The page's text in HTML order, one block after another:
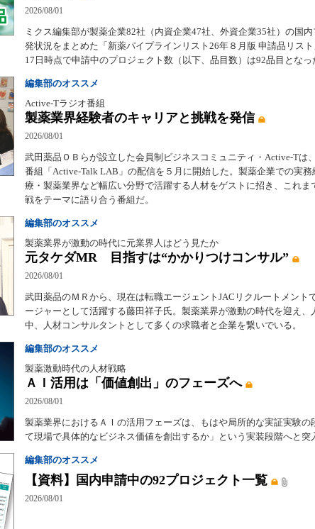
2026/08/01
ミクス編集部が製薬企業82社（内資企業47社、外資企業35社）の国
発状況をまとめた「新薬パイプラインリスト26年８月版 申請品リス
17日時点で申請中のプロジェクト数（以下、品目数）は92品目となっ
編集部のオススメ
Active-Tラジオ番組
製薬業界経験者のキャリアと挑戦を発信
2026/08/01
武田薬品ＯＢらが設立した会員制ビジネスコミュニティ・Active-Tは
番組「Active-Talk LAB」の配信を５月に開始した。製薬企業での実
療・製薬業界など幅広い分野で活躍する人材をゲストに招き、これま
戦をテーマに語り合う番組だ。
編集部のオススメ
製薬業界が激動の時代に元業界人はどう見たか
元タケダMR 目指すは“かかりつけコンサル”
2026/08/01
武田薬品のＭＲから、現在は転職エージェントJACリクルートメント
ージャーとして活躍する藤田祥子氏。製薬業界が激動の時代を迎え、
中、人材コンサルタントとして多くの求職者と企業を繋いでいる。
編集部のオススメ
製薬激動時代の人材戦略
ＡＩ活用は「価値創出」のフェーズへ
2026/08/01
製薬業界におけるＡＩの活用フェーズは、もはや局所的な実証実験の
て現場で具体的なビジネス価値を創出するか」という実装段階へと突
編集部のオススメ
【資料】国内申請中の92プロジェクト一覧
2026/08/01